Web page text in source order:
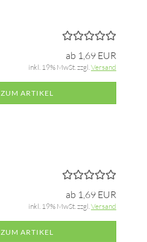
ab 1,69 EUR
inkl. 19% MwSt. zzgl.Versand
ZUM ARTIKEL
ab 1,69 EUR
inkl. 19% MwSt. zzgl.Versand
ZUM ARTIKEL